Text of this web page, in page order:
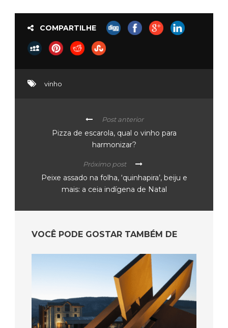
COMPARTILHE
vinho
Post anterior
Pizza de escarola, qual o vinho para
harmonizar?
Próximo post
Peixe assado na folha, ‘quinhapira’, beiju e
mais: a ceia indígena de Natal
VOCÊ PODE GOSTAR TAMBÉM DE